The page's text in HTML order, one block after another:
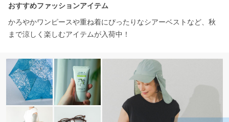
おすすめファッションアイテム
かろやかワンピースや重ね着にぴったりなシアーベストなど、秋
まで涼しく楽しむアイテムが入荷中！